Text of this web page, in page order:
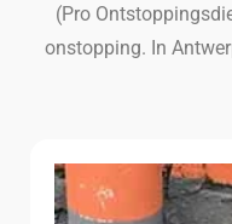
(Pro
onstopping. In